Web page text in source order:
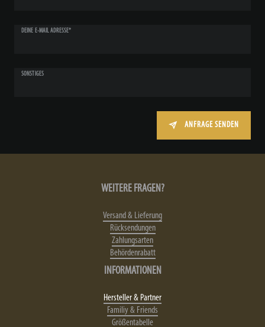
DEINE E-MAIL ADRESSE*
SONSTIGES
ANFRAGE SENDEN
WEITERE FRAGEN?
Versand & Lieferung
Rücksendungen
Zahlungsarten
Behördenrabatt
INFORMATIONEN
Hersteller & Partner
Familiy & Friends
Größentabelle